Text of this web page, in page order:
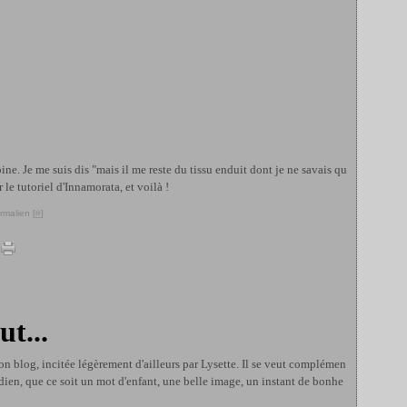
Je me suis dis "mais il me reste du tissu enduit dont je ne savais qu
le tutoriel d'Innamorata, et voilà !
[#]
blog, incitée légèrement d'ailleurs par Lysette. Il se veut complémen
que ce soit un mot d'enfant, une belle image, un instant de bonhe